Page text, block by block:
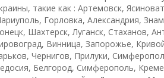
такие как : Артемовск,
Горловка, Александрия,
Шахтерск, Луганск, Стаханов,
Винница, Запорожье,
Чернигов, Прилуки,
Белгород, Симферополь,